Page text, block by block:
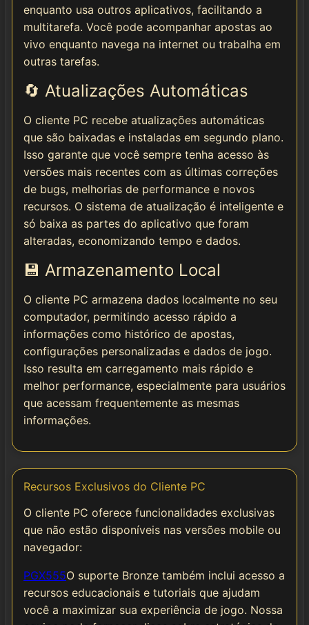
enquanto usa outros aplicativos, facilitando a
multitarefa. Você pode acompanhar apostas ao
vivo enquanto navega na internet ou trabalha em
outras tarefas.
🔄 Atualizações Automáticas
O cliente PC recebe atualizações automáticas
que são baixadas e instaladas em segundo plano.
Isso garante que você sempre tenha acesso às
versões mais recentes com as últimas correções
de bugs, melhorias de performance e novos
recursos. O sistema de atualização é inteligente e
só baixa as partes do aplicativo que foram
alteradas, economizando tempo e dados.
💾 Armazenamento Local
O cliente PC armazena dados localmente no seu
computador, permitindo acesso rápido a
informações como histórico de apostas,
configurações personalizadas e dados de jogo.
Isso resulta em carregamento mais rápido e
melhor performance, especialmente para usuários
que acessam frequentemente as mesmas
informações.
Recursos Exclusivos do Cliente PC
O cliente PC oferece funcionalidades exclusivas
que não estão disponíveis nas versões mobile ou
navegador:
PGX555O suporte Bronze também inclui acesso a
recursos educacionais e tutoriais que ajudam
você a maximizar sua experiência de jogo. Nossa